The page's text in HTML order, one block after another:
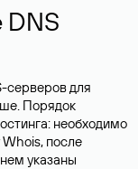
DNS
серверов для
Порядок
необходимо
после
указаны